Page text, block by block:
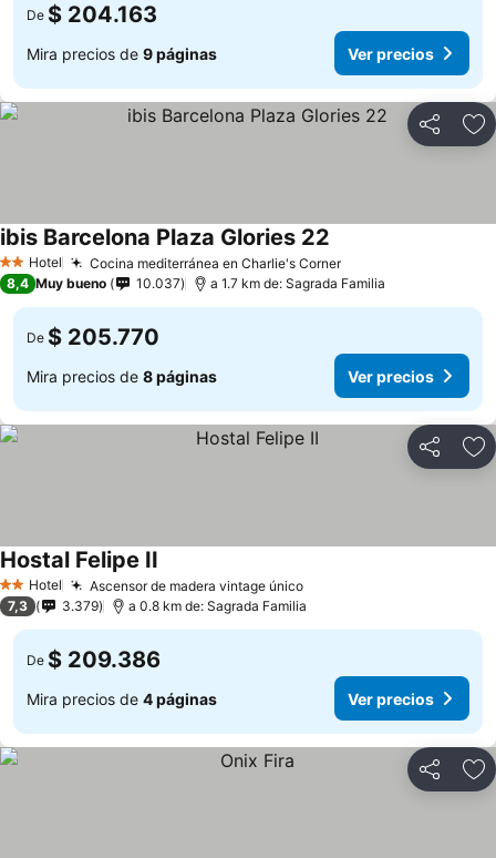
De $ 204.163
Mira precios de 9 páginas Ver precios
Compartir
2 Estrellas
Hotel Cocina mediterránea en Charlie's Corner
ibis Barcelona Plaza Glories 22
8,4 Muy bueno 10.037 a 1.7 km de: Sagrada Familia
De $ 205.770
Mira precios de 8 páginas Ver precios
Compartir
2 Estrellas
Hotel Ascensor de madera vintage único
Hostal Felipe II
7,3 3.379 a 0.8 km de: Sagrada Familia
De $ 209.386
Mira precios de 4 páginas Ver precios
Compartir